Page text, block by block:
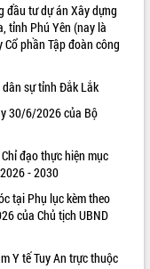
đầu tư dự án Xây dựng
tỉnh Phú Yên (nay là
phần Tập đoàn công
sự tỉnh Đắk Lắk
30/6/2026 của Bộ
đạo thực hiện mục
- 2030
tại Phụ lục kèm theo
của Chủ tịch UBND
Y tế Tuy An trực thuộc